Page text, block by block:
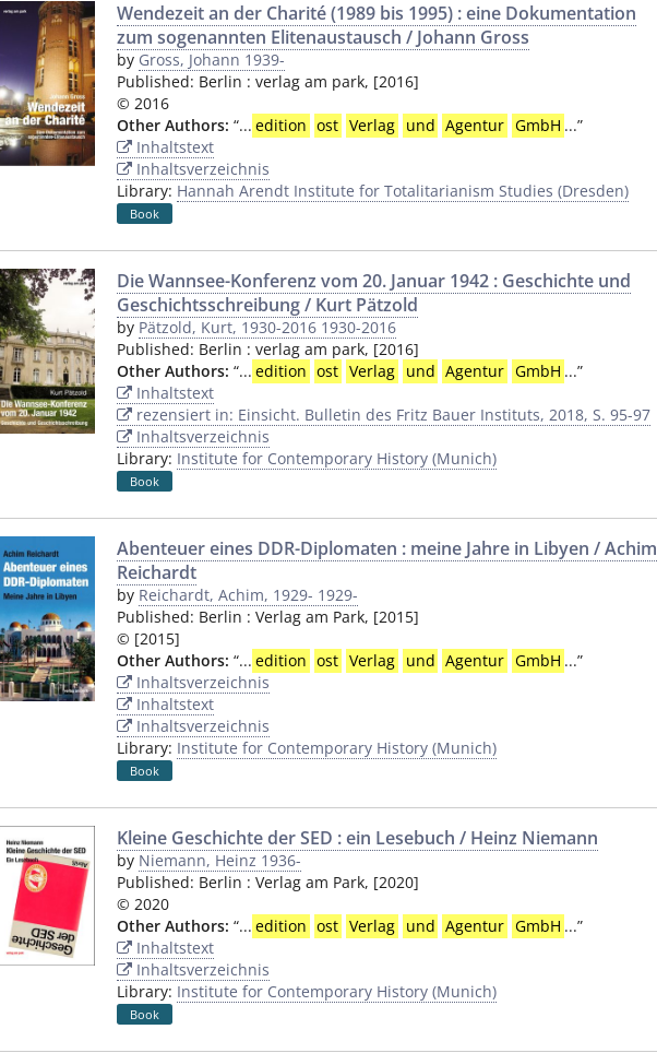
Wendezeit an der Charité (1989 bis 1995) : eine Dokumentation
zum sogenannten Elitenaustausch / Johann Gross
by Gross, Johann 1939-
Published: Berlin : verlag am park, [2016]
© 2016
Other Authors: “... edition ost Verlag und Agentur GmbH ...”
Inhaltstext
Inhaltsverzeichnis
Library: Hannah Arendt Institute for Totalitarianism Studies (Dresden)
Book
Die Wannsee-Konferenz vom 20. Januar 1942 : Geschichte und
Geschichtsschreibung / Kurt Pätzold
by Pätzold, Kurt, 1930-2016 1930-2016
Published: Berlin : verlag am park, [2016]
Other Authors: “... edition ost Verlag und Agentur GmbH ...”
Inhaltstext
rezensiert in: Einsicht. Bulletin des Fritz Bauer Instituts, 2018, S. 95-97
Inhaltsverzeichnis
Library: Institute for Contemporary History (Munich)
Book
Abenteuer eines DDR-Diplomaten : meine Jahre in Libyen / Achim
Reichardt
by Reichardt, Achim, 1929- 1929-
Published: Berlin : Verlag am Park, [2015]
© [2015]
Other Authors: “... edition ost Verlag und Agentur GmbH ...”
Inhaltsverzeichnis
Inhaltstext
Inhaltsverzeichnis
Library: Institute for Contemporary History (Munich)
Book
Kleine Geschichte der SED : ein Lesebuch / Heinz Niemann
by Niemann, Heinz 1936-
Published: Berlin : Verlag am Park, [2020]
© 2020
Other Authors: “... edition ost Verlag und Agentur GmbH ...”
Inhaltstext
Inhaltsverzeichnis
Library: Institute for Contemporary History (Munich)
Book